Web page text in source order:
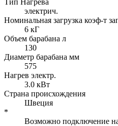
электрич.
Номинальная загрузка коэф-т
6 кГ
Объем барабана л
130
Диаметр барабана мм
575
Нагрев электр.
3.0 кВт
Страна происхождения
Швеция
*
Возможно подключение